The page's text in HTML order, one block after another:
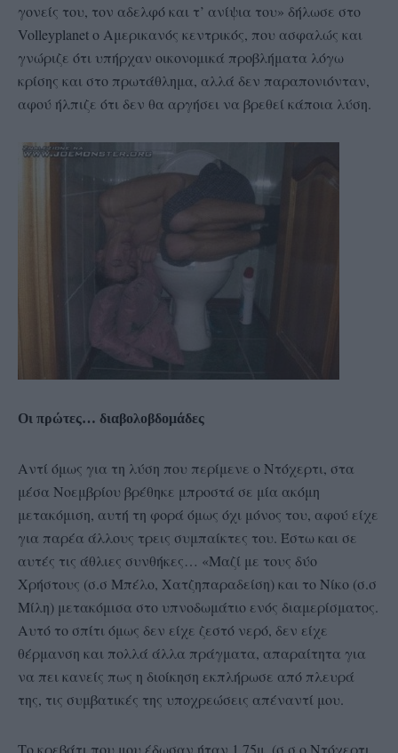
γονείς του, τον αδελφό και τ’ ανίψια του» δήλωσε στο
Volleyplanet o Αμερικανός κεντρικός, που ασφαλώς και
γνώριζε ότι υπήρχαν οικονομικά προβλήματα λόγω
κρίσης και στο πρωτάθλημα, αλλά δεν παραπονιόνταν,
αφού ήλπιζε ότι δεν θα αργήσει να βρεθεί κάποια λύση.
Οι πρώτες… διαβολοβδομάδες
Αντί όμως για τη λύση που περίμενε ο Ντόχερτι, στα
μέσα Νοεμβρίου βρέθηκε μπροστά σε μία ακόμη
μετακόμιση, αυτή τη φορά όμως όχι μόνος του, αφού είχε
για παρέα άλλους τρεις συμπαίκτες του. Έστω και σε
αυτές τις άθλιες συνθήκες… «Μαζί με τους δύο
Χρήστους (σ.σ Μπέλο, Χατζηπαραδείση) και το Νίκο (σ.σ
Μίλη) μετακόμισα στο υπνοδωμάτιο ενός διαμερίσματος.
Αυτό το σπίτι όμως δεν είχε ζεστό νερό, δεν είχε
θέρμανση και πολλά άλλα πράγματα, απαραίτητα για
να πει κανείς πως η διοίκηση εκπλήρωσε από πλευρά
της, τις συμβατικές της υποχρεώσεις απέναντί μου.
Το κρεβάτι που μου έδωσαν ήταν 1,75μ. (σ.σ ο Ντόχερτι